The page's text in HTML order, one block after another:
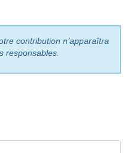
contribution n’apparaîtra
responsables.